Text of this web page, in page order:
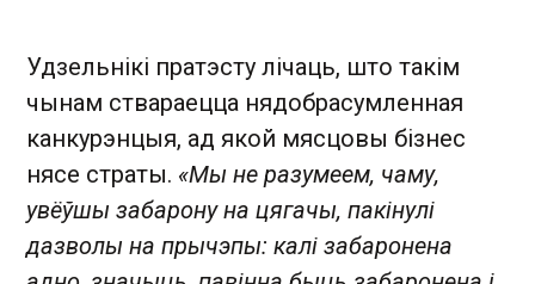
Удзельнікі пратэсту лічаць, што такім
чынам ствараецца нядобрасумленная
канкурэнцыя, ад якой мясцовы бізнес
нясе страты. «Мы не разумеем, чаму,
увёўшы забарону на цягачы, пакінулі
дазволы на прычэпы: калі забаронена